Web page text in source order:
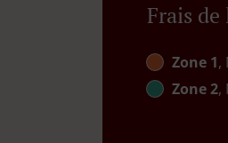
Frais
Zone 1,
Zone 2,